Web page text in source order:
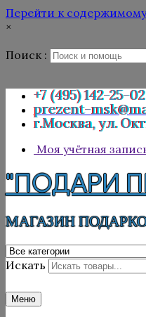
Перейти к содержимому
×
Поиск :
+7 (495) 142-25-02
prezent-
г.Москва, ул.
Моя учётная
"ПОДАРИ
МАГАЗИН
Искать
Меню